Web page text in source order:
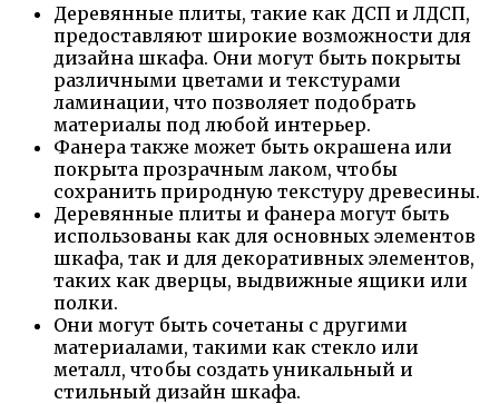
Деревянные плиты, такие как ДСП и ЛДСП,
предоставляют широкие возможности для
дизайна шкафа. Они могут быть покрыты
различными цветами и текстурами
ламинации, что позволяет подобрать
материалы под любой интерьер.
Фанера также может быть окрашена или
покрыта прозрачным лаком, чтобы
сохранить природную текстуру древесины.
Деревянные плиты и фанера могут быть
использованы как для основных элементов
шкафа, так и для декоративных элементов,
таких как дверцы, выдвижные ящики или
полки.
Они могут быть сочетаны с другими
материалами, такими как стекло или
металл, чтобы создать уникальный и
стильный дизайн шкафа.